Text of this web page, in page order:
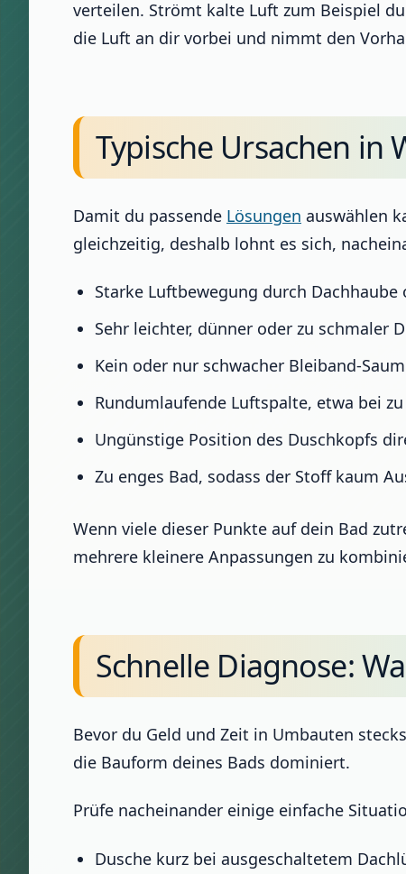
verteilen. Strömt kalte Luft zum Beispiel
die Luft an dir vorbei und nimmt den
Typische Ursachen in
Damit du passende Lösungen auswählen
gleichzeitig, deshalb lohnt es sich,
Starke Luftbewegung durch Dachhaube
Sehr leichter, dünner oder zu schmaler
Kein oder nur schwacher Bleiband-
Rundumlaufende Luftspalte, etwa bei
Ungünstige Position des Duschkopfs
Zu enges Bad, sodass der Stoff kaum
Wenn viele dieser Punkte auf dein Bad
mehrere kleinere Anpassungen zu
Schnelle Diagnose:
Bevor du Geld und Zeit in Umbauten
die Bauform deines Bads dominiert.
Prüfe nacheinander einige einfache
Dusche kurz bei ausgeschaltetem